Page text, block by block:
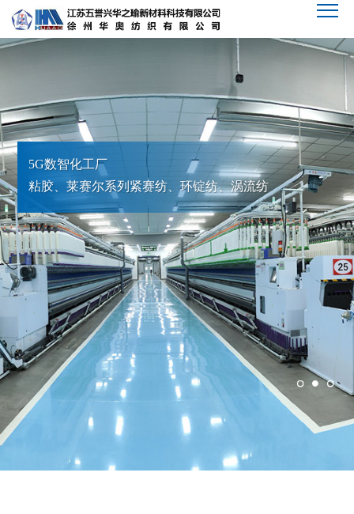
5G数智化工厂
粘胶、莱赛尔系列紧赛纺、环锭纺、涡流纺